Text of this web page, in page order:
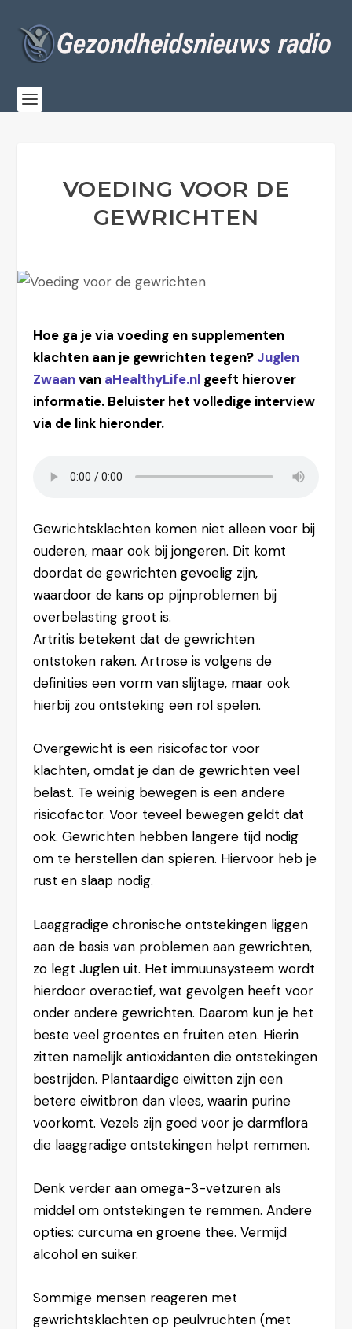
VOEDING VOOR DE
GEWRICHTEN
Hoe ga je via voeding en supplementen
klachten aan je gewrichten tegen? Juglen
Zwaanvan aHealthyLife.nl geeft hierover
informatie. Beluister het volledige interview
via de link hieronder.
Gewrichtsklachten komen niet alleen voor bij
ouderen, maar ook bij jongeren. Dit komt
doordat de gewrichten gevoelig zijn,
waardoor de kans op pijnproblemen bij
overbelasting groot is.
Artritis betekent dat de gewrichten
ontstoken raken. Artrose is volgens de
definities een vorm van slijtage, maar ook
hierbij zou ontsteking een rol spelen.
Overgewicht is een risicofactor voor
klachten, omdat je dan de gewrichten veel
belast. Te weinig bewegen is een andere
risicofactor. Voor teveel bewegen geldt dat
ook. Gewrichten hebben langere tijd nodig
om te herstellen dan spieren. Hiervoor heb je
rust en slaap nodig.
Laaggradige chronische ontstekingen liggen
aan de basis van problemen aan gewrichten,
zo legt Juglen uit. Het immuunsysteem wordt
hierdoor overactief, wat gevolgen heeft voor
onder andere gewrichten. Daarom kun je het
beste veel groentes en fruiten eten. Hierin
zitten namelijk antioxidanten die ontstekingen
bestrijden. Plantaardige eiwitten zijn een
betere eiwitbron dan vlees, waarin purine
voorkomt. Vezels zijn goed voor je darmflora
die laaggradige ontstekingen helpt remmen.
Denk verder aan omega-3-vetzuren als
middel om ontstekingen te remmen. Andere
opties: curcuma en groene thee. Vermijd
alcohol en suiker.
Sommige mensen reageren met
gewrichtsklachten op peulvruchten (met